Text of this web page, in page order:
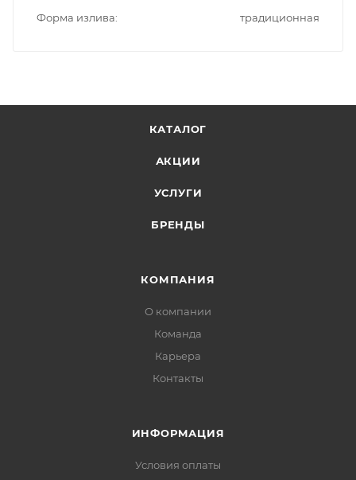
Форма излива
традиционная
КАТАЛОГ
АКЦИИ
УСЛУГИ
БРЕНДЫ
КОМПАНИЯ
О компании
Команда
Карьера
Контакты
ИНФОРМАЦИЯ
Условия оплаты